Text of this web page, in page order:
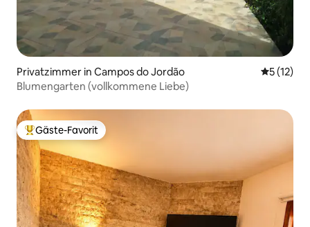
Privatzimmer in Campos do Jordão
5 (12)
Blumengarten (vollkommene Liebe)
Beliebter Gäste-Favorit.
Gäste-Favorit